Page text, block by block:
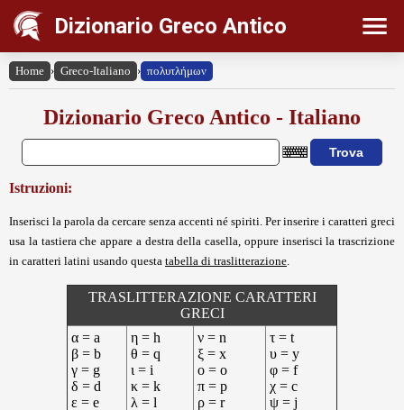
Dizionario Greco Antico
Home › Greco-Italiano › πολυτλήμων
Dizionario Greco Antico - Italiano
Istruzioni:
Inserisci la parola da cercare senza accenti né spiriti. Per inserire i caratteri greci
usa la tastiera che appare a destra della casella, oppure inserisci la trascrizione
in caratteri latini usando questa tabella di traslitterazione
TRASLITTERAZIONE CARATTERI
GRECI
α = a
β = b
γ = g
δ = d
ε = e
η = h
θ = q
ι = i
κ = k
λ = l
ν = n
ξ = x
ο = o
π = p
ρ = r
τ = t
υ = y
φ = f
χ = c
ψ = j